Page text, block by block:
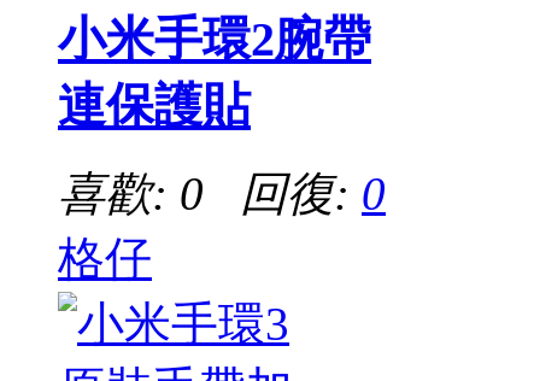
小米手環2腕帶
連保護貼
喜歡: 0 回復: 0
格仔